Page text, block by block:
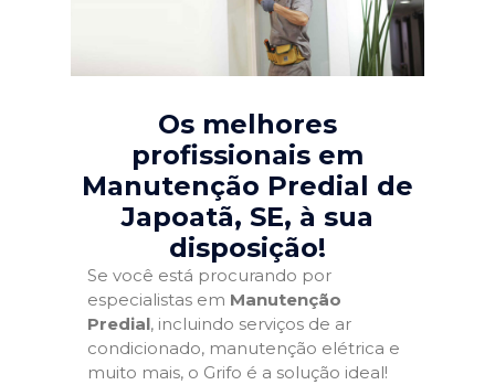
Os melhores
profissionais em
Manutenção Predial de
Japoatã, SE, à sua
disposição!
Se você está procurando por
especialistas em Manutenção
Predial, incluindo serviços de ar
condicionado, manutenção elétrica e
muito mais, o Grifo é a solução ideal!